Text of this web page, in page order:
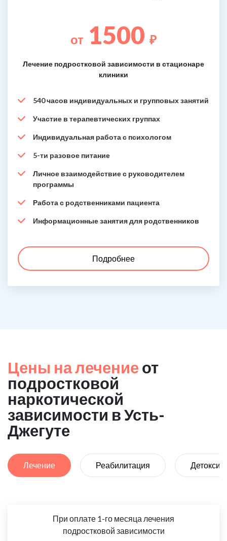
от 1500 ₽
Лечение подростковой зависимости в стационаре
клиники
540 часов индивидуальных и групповых занятий
Участие в терапевтических группах
Индивидуальная работа с психологом
5-ти разовое питание
Личное взаимодействие с руководителем
программы
Работа с родственниками пациента
Информационные занятия для родственников
Подробнее
Цены на лечение от
подростковой
наркотической
зависимости в Усть-
Джегуте
Лечение Реабилитация
При оплате 1-го месяца лечения
подростковой зависимости